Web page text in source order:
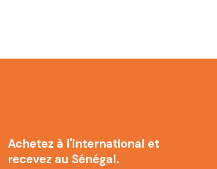
Achetez à l'international et
recevez au Sénégal.